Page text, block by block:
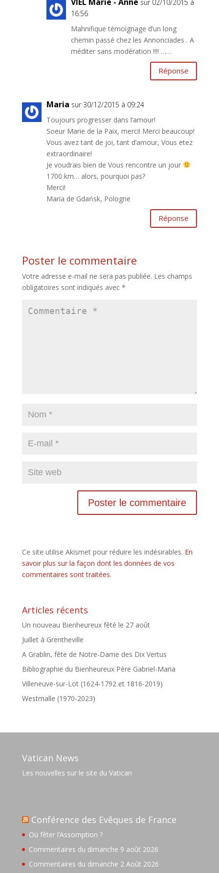
sur 02/10/2015 à
16:56
Mahnifique témoignage d’un long
chemin passé chez les Annonciades . A
méditer sans modération !!!! ……
Réponse
Maria sur 30/12/2015 à 09:24
Toujours progresser dans l’amour!
Soeur Marie de la Paix, merci! Merci beaucoup!
Vous avez tant de joi, tant d’amour, Vous etez
extraordinaire!
Je voudrais bien de Vous rencontre un jour
1700 km… alors, pourquoi pas?
Merci!
Maria de Gdańsk, Pologne
Réponse
Poster le commentaire
Votre adresse e-mail ne sera pas publiée. Les champs
obligatoires sont indiqués avec *
Ce site utilise Akismet pour réduire les indésirables. En
savoir plus sur la façon dont les données de vos
commentaires sont traitées.
Articles récents
Un nouveau Bienheureux fêté le 27 août
Juillet à Grentheville
A Grablin, fête de Notre-Dame des Dix Vertus
Bibliographie du Bienheureux Père Gabriel-Maria
Villeneuve-sur-Lot (1624-1792 et 1816-2019)
Westmalle (1970-2023)
Vatican News
Les nouvelles sur le site du Vatican
Conférence des Evêques de France
Où fêter l’Assomption ?
Commentaires du dimanche 9 août 2026
Commentaires du dimanche 2 Août 2026